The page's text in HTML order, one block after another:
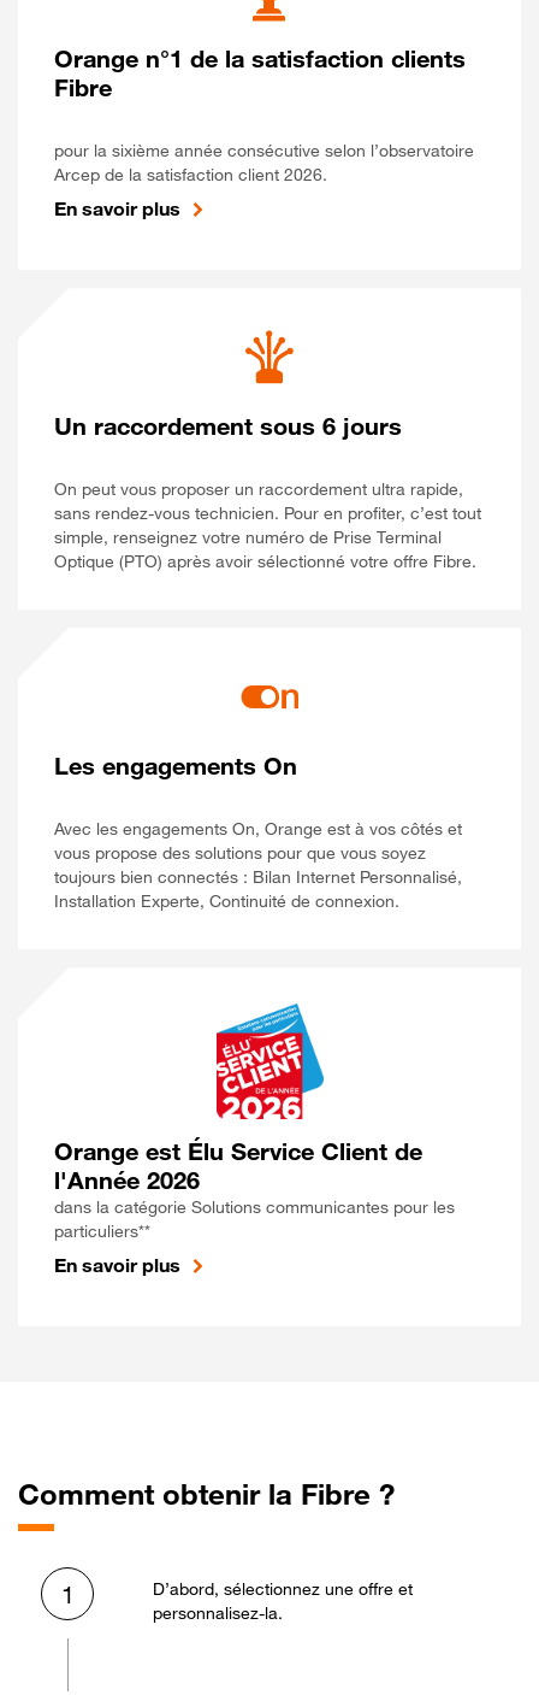
Orange n°1 de la satisfaction clients
Fibre
pour la sixième année consécutive selon l’observatoire
Arcep de la satisfaction client 2026.
En savoir plus
Un raccordement sous 6 jours
On peut vous proposer un raccordement ultra rapide,
sans rendez-vous technicien. Pour en profiter, c’est tout
simple, renseignez votre numéro de Prise Terminal
Optique (PTO) après avoir sélectionné votre offre Fibre.
Les engagements On
Avec les engagements On, Orange est à vos côtés et
vous propose des solutions pour que vous soyez
toujours bien connectés : Bilan Internet Personnalisé,
Installation Experte, Continuité de connexion.
Orange est Élu Service Client de
l'Année 2026
dans la catégorie Solutions communicantes pour les
particuliers**
En savoir plus
Comment obtenir la Fibre ?
1
D’abord, sélectionnez une offre et
personnalisez-la.